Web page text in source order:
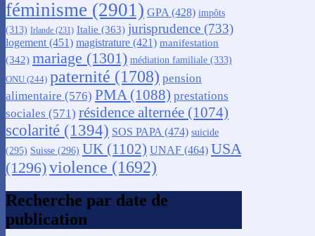
féminisme (2901) GPA (428) impôts
(313) Irlande (231) Italie (363) jurisprudence (733)
logement (451) magistrature (421) manifestation
(342) mariage (1301) médiation familiale (333)
ONU (244) paternité (1708) pension
alimentaire (576) PMA (1088) prestations
sociales (571) résidence alternée (1074)
scolarité (1394) SOS PAPA (474) suicide
(295) Suisse (296) UK (1102) UNAF (464) USA
(1296)violence (1692)
Recherche par date de
publication